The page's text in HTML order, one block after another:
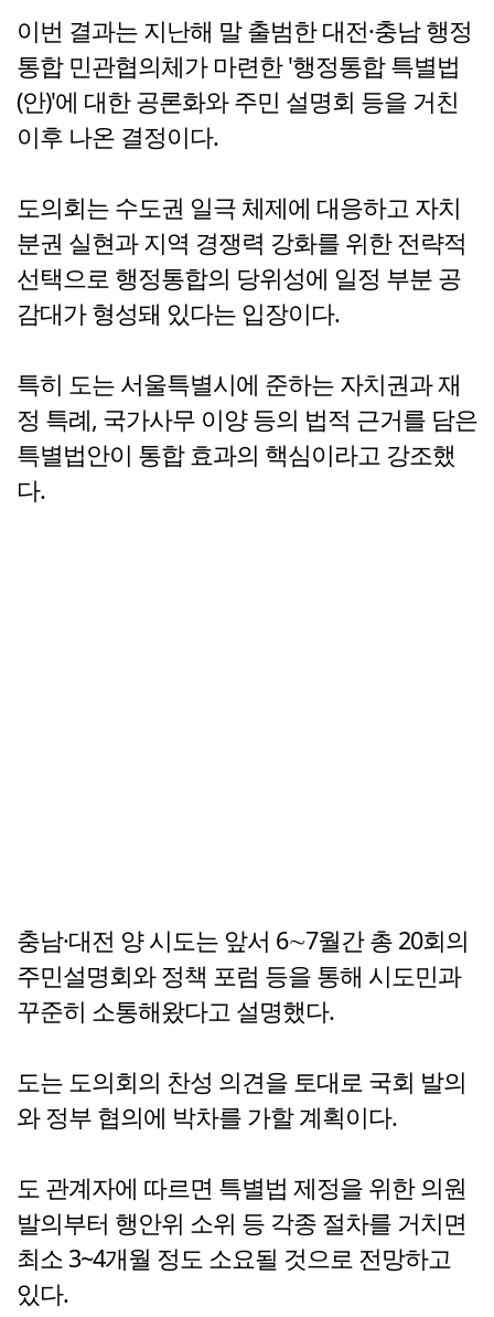
이번 결과는 지난해 말 출범한 대전·충남 행정
통합 민관협의체가 마련한 '행정통합 특별법
(안)'에 대한 공론화와 주민 설명회 등을 거친
이후 나온 결정이다.
도의회는 수도권 일극 체제에 대응하고 자치
분권 실현과 지역 경쟁력 강화를 위한 전략적
선택으로 행정통합의 당위성에 일정 부분 공
감대가 형성돼 있다는 입장이다.
특히 도는 서울특별시에 준하는 자치권과 재
정 특례, 국가사무 이양 등의 법적 근거를 담은
특별법안이 통합 효과의 핵심이라고 강조했
다.
충남·대전 양 시도는 앞서 6∼7월간 총 20회의
주민설명회와 정책 포럼 등을 통해 시도민과
꾸준히 소통해왔다고 설명했다.
도는 도의회의 찬성 의견을 토대로 국회 발의
와 정부 협의에 박차를 가할 계획이다.
도 관계자에 따르면 특별법 제정을 위한 의원
발의부터 행안위 소위 등 각종 절차를 거치면
최소 3~4개월 정도 소요될 것으로 전망하고
있다.